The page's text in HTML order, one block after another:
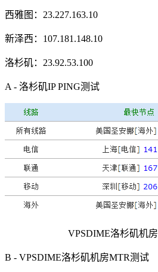
西雅图：23.227.163.10
新泽西：107.181.148.10
洛杉矶：23.92.53.100
A - 洛杉矶IP PING测试
VPSDIME洛杉矶机
B - VPSDIME洛杉矶机房MTR测试